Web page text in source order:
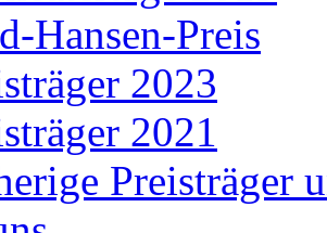
Hansen-Preis
2023
2021
Preisträger